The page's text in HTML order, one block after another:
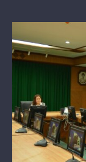
View
Larger